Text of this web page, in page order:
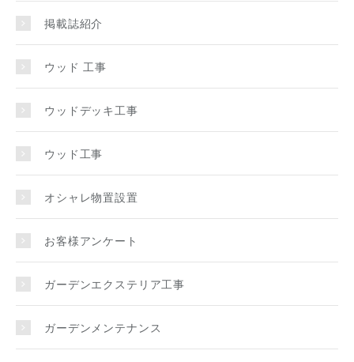
掲載誌紹介
ウッド 工事
ウッドデッキ工事
ウッド工事
オシャレ物置設置
お客様アンケート
ガーデンエクステリア工事
ガーデンメンテナンス